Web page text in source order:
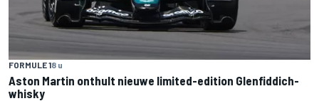
FORMULE 18 u
Aston Martin onthult nieuwe limited-edition Glenfiddich-
whisky